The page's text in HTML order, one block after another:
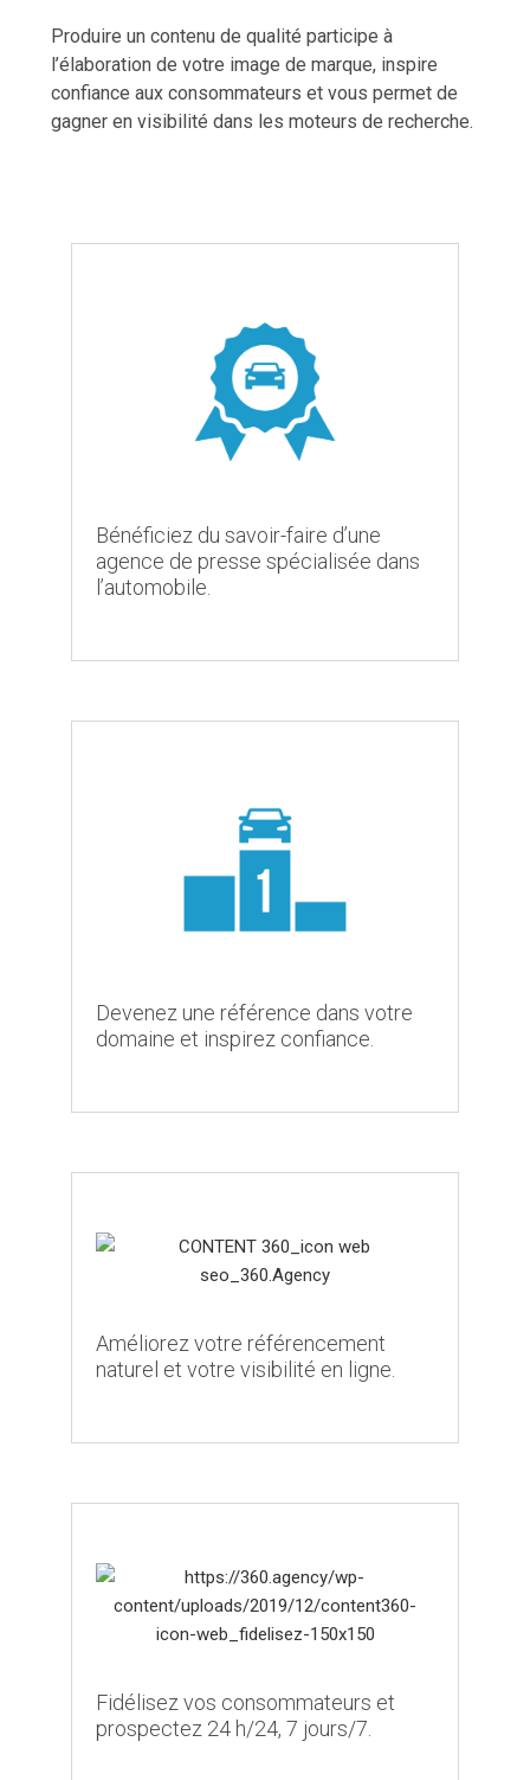
Produire un contenu de qualité participe à
l’élaboration de votre image de marque, inspire
confiance aux consommateurs et vous permet de
gagner en visibilité dans les moteurs de recherche.
Bénéficiez du savoir-faire d’une
agence de presse spécialisée dans
l’automobile.
Devenez une référence dans votre
domaine et inspirez confiance.
Améliorez votre référencement
naturel et votre visibilité en ligne.
Fidélisez vos consommateurs et
prospectez 24 h/24, 7 jours/7.